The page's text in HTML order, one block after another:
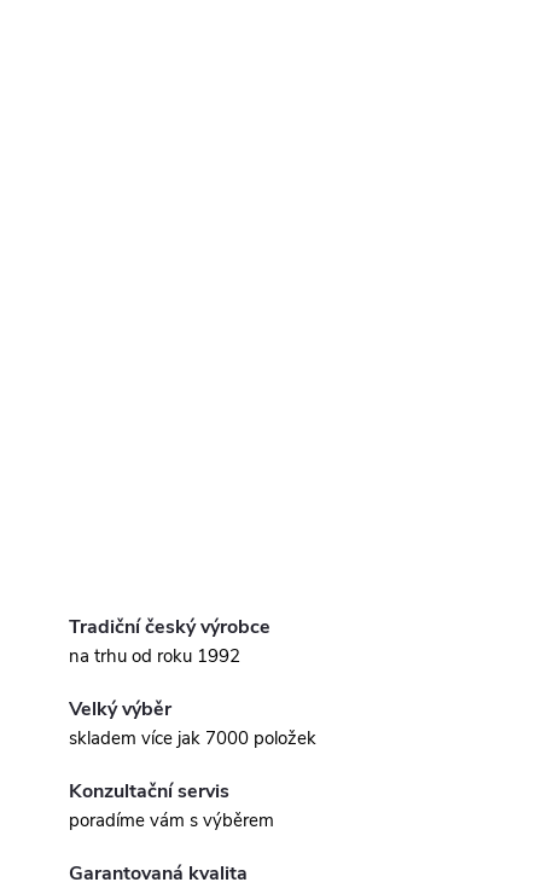
Tradiční český výrobce
na trhu od roku 1992
Velký výběr
skladem více jak 7000 položek
Konzultační servis
poradíme vám s výběrem
Garantovaná kvalita